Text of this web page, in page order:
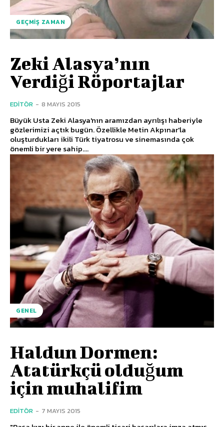
GEÇMIŞ ZAMAN
Zeki Alasya’nın
Verdiği Röportajlar
EDITÖR - 8 MAYIS 2015
Büyük Usta Zeki Alasya'nın aramızdan ayrılışı haberiyle
gözlerimizi açtık bugün. Özellikle Metin Akpınar'la
oluşturdukları ikili Türk tiyatrosu ve sinemasında çok
önemli bir yere sahip....
GENEL
Haldun Dormen:
Atatürkçü olduğum
için muhalifim
EDITÖR - 7 MAYIS 2015